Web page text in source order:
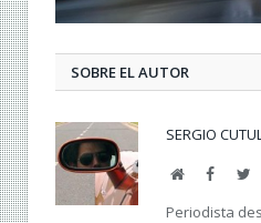
SOBRE EL AUTOR
SERGIO
Web
Periodista